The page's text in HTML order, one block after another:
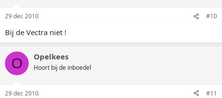
29 dec 2010 #10
Bij de Vectra niet !
O Opelkees
Hoort bij de inboedel
29 dec 2010 #11